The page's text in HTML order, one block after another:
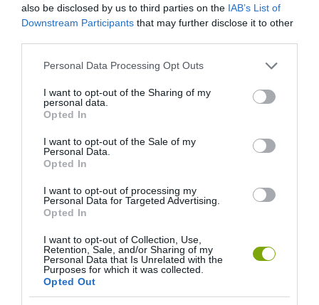
also be disclosed by us to third parties on the IAB’s List of
Downstream Participants that may further disclose it to other
Please note that this website/app uses one or more Google
not limited to your visit or usage behaviour. You may click to
grant or deny consent to Google and its third-party tags to
use your data for below specified purposes in below Google
consent section.
Personal Data Processing Opt Outs
I want to opt-out of the Sharing of my
personal data.
Opted In
I want to opt-out of the Sale of my
Personal Data.
Opted In
I want to opt-out of processing my
Personal Data for Targeted Advertising.
Opted In
I want to opt-out of Collection, Use,
Retention, Sale, and/or Sharing of my
Personal Data that Is Unrelated with the
Purposes for which it was collected.
Opted Out